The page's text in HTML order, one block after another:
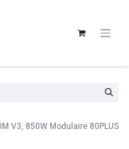
V3, 850W Modulaire 80PLUS